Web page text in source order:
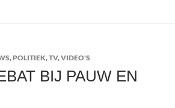
,POLITIEK,TV,VIDEO'S
BIJ PAUW EN